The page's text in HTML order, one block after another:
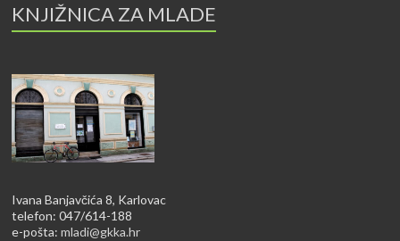
KNJIŽNICA ZA MLADE
Ivana Banjavčića 8, Karlovac
telefon: 047/614-188
e-pošta:mladi@gkka.hr